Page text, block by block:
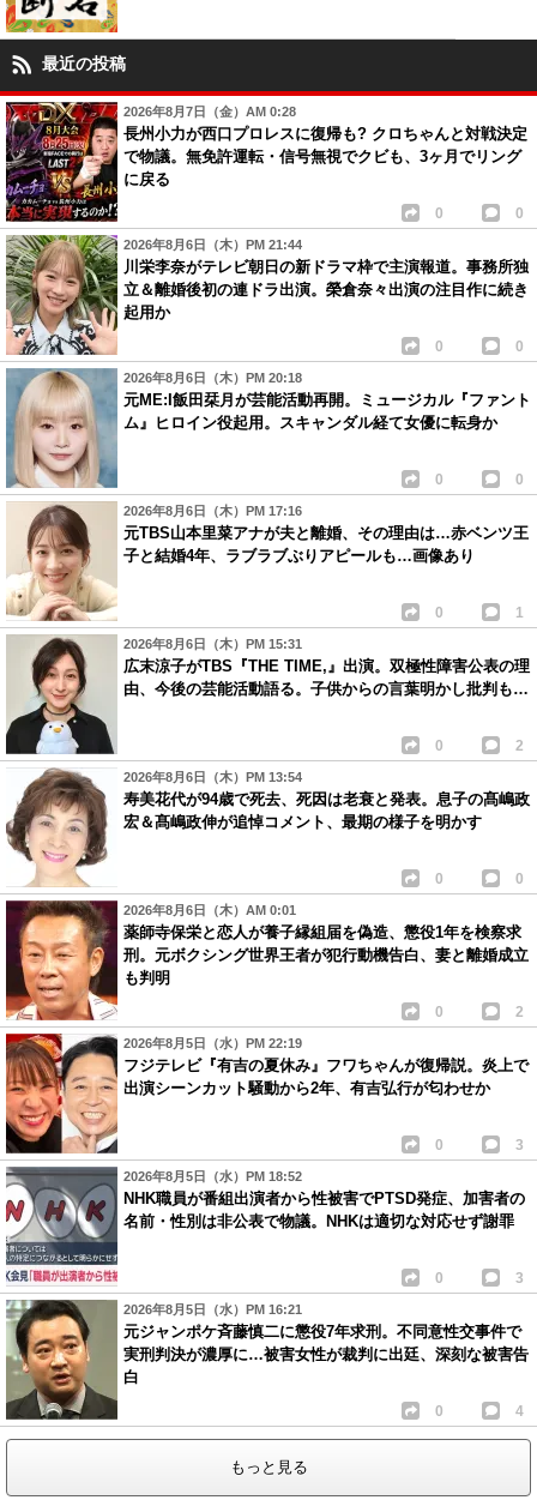
最近の投稿
2026年8月7日（金）AM 0:28
長州小力が西口プロレスに復帰も? クロちゃんと対戦決定
で物議。無免許運転・信号無視でクビも、3ヶ月でリング
に戻る
0 0
2026年8月6日（木）PM 21:44
川栄李奈がテレビ朝日の新ドラマ枠で主演報道。事務所独
立＆離婚後初の連ドラ出演。榮倉奈々出演の注目作に続き
起用か
0 0
2026年8月6日（木）PM 20:18
元ME:I飯田栞月が芸能活動再開。ミュージカル『ファント
ム』ヒロイン役起用。スキャンダル経て女優に転身か
0 0
2026年8月6日（木）PM 17:16
元TBS山本里菜アナが夫と離婚、その理由は…赤ベンツ王
子と結婚4年、ラブラブぶりアピールも…画像あり
0 1
2026年8月6日（木）PM 15:31
広末涼子がTBS『THE TIME,』出演。双極性障害公表の理
由、今後の芸能活動語る。子供からの言葉明かし批判も…
0 2
2026年8月6日（木）PM 13:54
寿美花代が94歳で死去、死因は老衰と発表。息子の髙嶋政
宏＆髙嶋政伸が追悼コメント、最期の様子を明かす
0 0
2026年8月6日（木）AM 0:01
薬師寺保栄と恋人が養子縁組届を偽造、懲役1年を検察求
刑。元ボクシング世界王者が犯行動機告白、妻と離婚成立
も判明
0 2
2026年8月5日（水）PM 22:19
フジテレビ『有吉の夏休み』フワちゃんが復帰説。炎上で
出演シーンカット騒動から2年、有吉弘行が匂わせか
0 3
2026年8月5日（水）PM 18:52
NHK職員が番組出演者から性被害でPTSD発症、加害者の
名前・性別は非公表で物議。NHKは適切な対応せず謝罪
0 3
2026年8月5日（水）PM 16:21
元ジャンポケ斉藤慎二に懲役7年求刑。不同意性交事件で
実刑判決が濃厚に…被害女性が裁判に出廷、深刻な被害告
白
0 4
もっと見る